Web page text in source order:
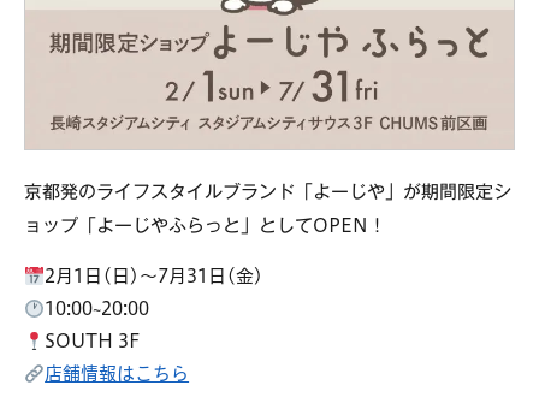
京都発のライフスタイルブランド「よーじや」が期間限定シ
ョップ「よーじやふらっと」としてOPEN ！
2月1日(日)～7月31日(金)
10:00~20:00
SOUTH 3F
店舗情報はこちら